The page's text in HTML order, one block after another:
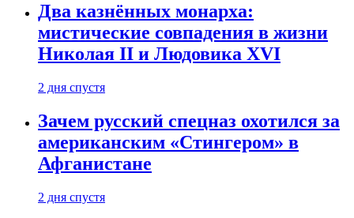
Два казнённых монарха:
мистические совпадения в жизни
Николая II и Людовика XVI
2 дня спустя
Зачем русский спецназ охотился за
американским «Стингером» в
Афганистане
2 дня спустя